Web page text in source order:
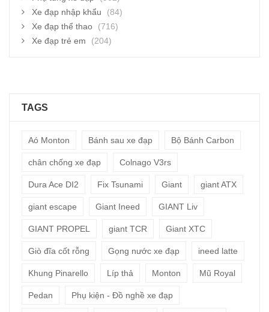
Xe đạp nhập khẩu
(84)
Xe đạp thể thao
(716)
Xe đạp trẻ em
(204)
TAGS
Aó Monton Bánh sau xe đạp Bộ Bánh Carbon
chân chống xe đạp Colnago V3rs
Dura Ace DI2 Fix Tsunami Giant giant ATX
giant escape Giant Ineed GIANT Liv
GIANT PROPEL giant TCR Giant XTC
Giò đĩa cốt rỗng Gọng nước xe đạp ineed latte
Khung Pinarello Líp thả Monton Mũ Royal
Pedan Phụ kiện - Đồ nghề xe đạp